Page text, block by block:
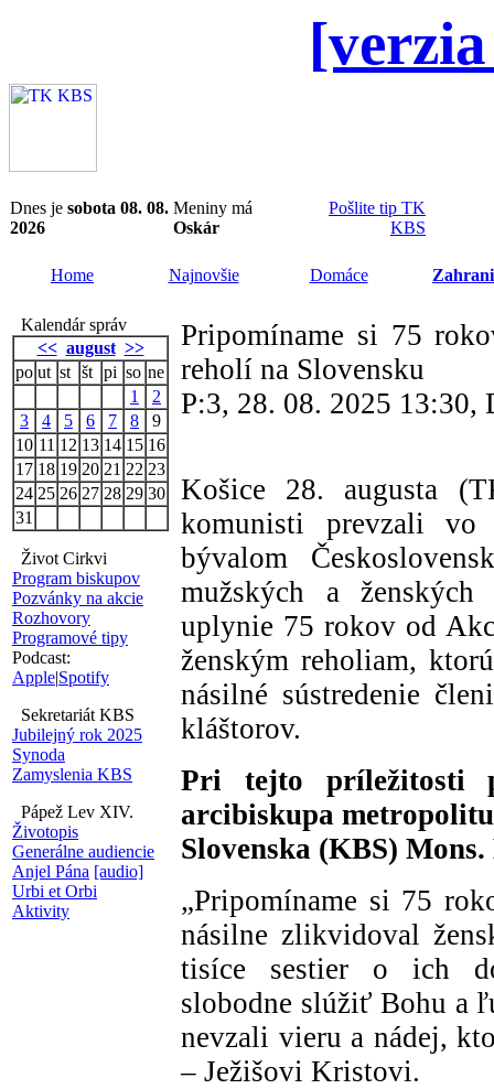
Dnes je sobota 08. 08.
2026
Meniny má
Oskár
Pošlite tip TK
KBS
Home Najnovšie Domáce
Kalendár správ
<< august >>
po ut st št pi so ne
1
2
3
4 5 6 7 8
9
10 11 12 13 14 15 16
17 18 19 20 21 22 23
24 25 26 27 28 29 30
31
Život Cirkvi
Program biskupov
Pozvánky na akcie
Rozhovory
Programové tipy
Podcast:
Apple|Spotify
Sekretariát KBS
Jubilejný rok 2025
Synoda
Zamyslenia KBS
Pápež Lev XIV.
Životopis
Generálne audiencie
Anjel Pána [audio]
Urbi et Orbi
Aktivity
Pripomíname si 75
reholí na Slovensku
P:3, 28. 08. 2025 13:30,
Košice 28. augusta
komunisti prevzali
bývalom
mužských a
uplynie 75 rokov od
ženským reholiam,
násilné sústredenie
kláštorov.
Pri tejto príležitosti
arcibiskupa
Slovenska (KBS)
„Pripomíname si 75
násilne zlikvidoval
tisíce sestier o ich
slobodne slúžiť Bohu a
nevzali vieru a nádej,
– Ježišovi Kristovi.